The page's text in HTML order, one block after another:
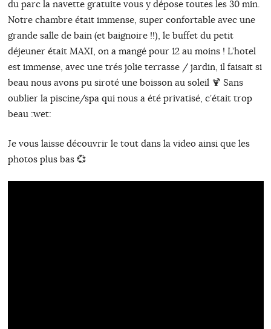
du parc la navette gratuite vous y dépose toutes les 30 min.
Notre chambre était immense, super confortable avec une
grande salle de bain (et baignoire !!), le buffet du petit
déjeuner était MAXI, on a mangé pour 12 au moins ! L’hotel
est immense, avec une trés jolie terrasse / jardin, il faisait si
beau nous avons pu siroté une boisson au soleil 🍹 Sans
oublier la piscine/spa qui nous a été privatisé, c’était trop
beau :wet:
Je vous laisse découvrir le tout dans la video ainsi que les
photos plus bas 💞